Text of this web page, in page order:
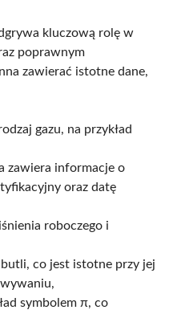
kluczową rolę w
poprawnym
zawierać istotne dane,
gazu, na przykład
zawiera informacje o
oraz datę
roboczego i
co jest istotne przy jej
symbolem π, co